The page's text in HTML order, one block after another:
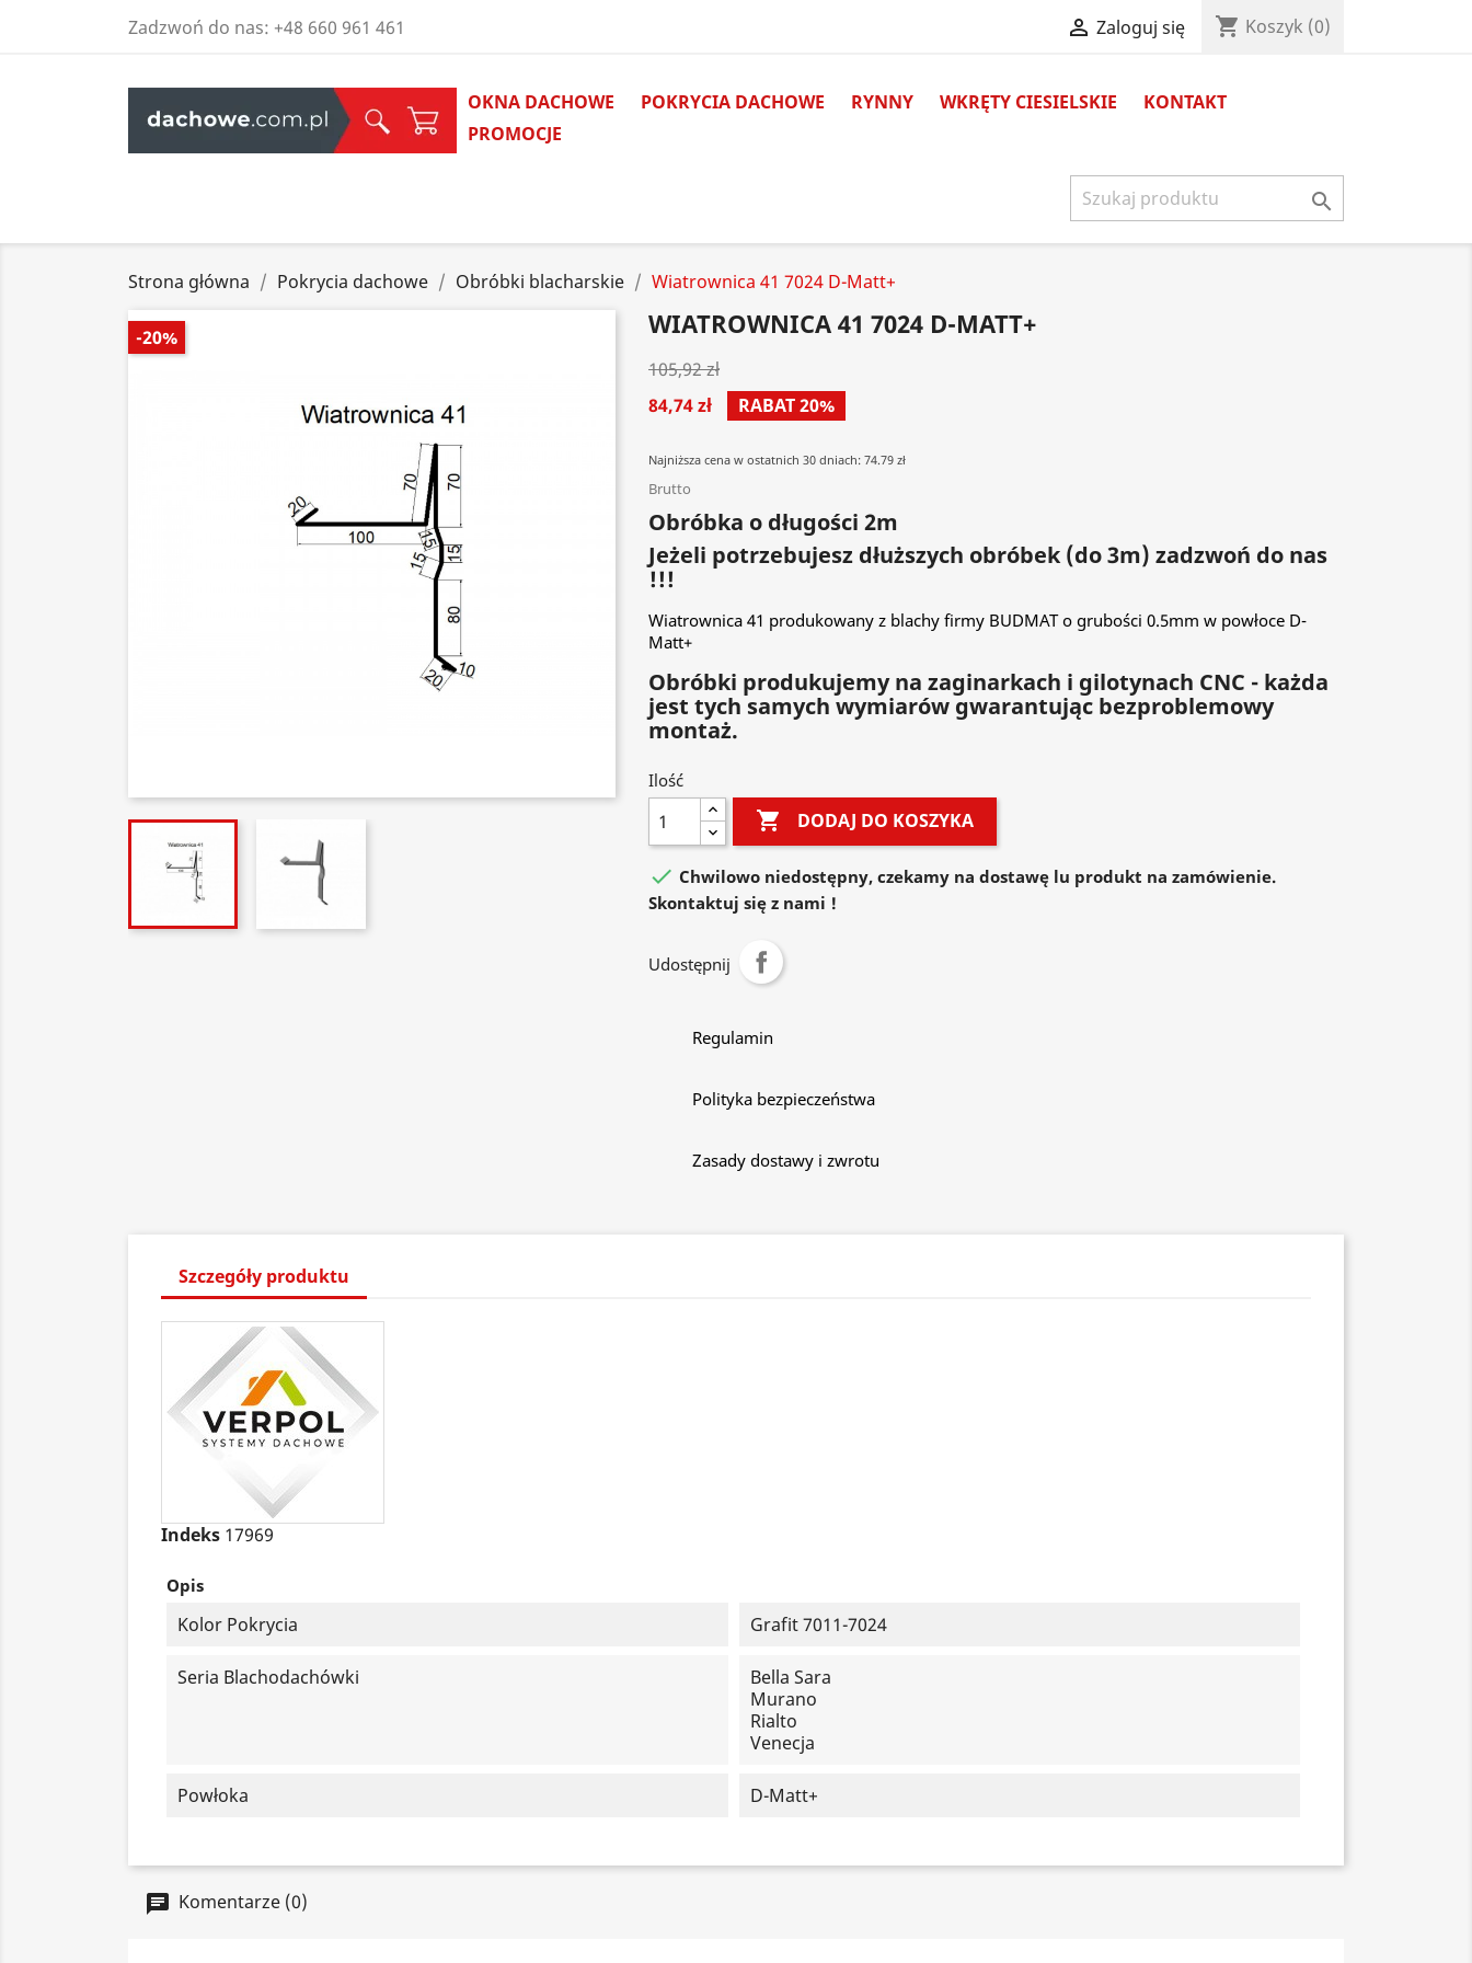
Zadzwoń do nas: +48 660 961 461  Zaloguj się shopping_cart Koszyk (0)
OKNA DACHOWE POKRYCIA DACHOWE RYNNY WKRĘTY CIESIELSKIE
KONTAKT
PROMOCJE

Strona główna Pokrycia dachowe Obróbki blacharskie Wiatrownica 41 7024 D-Matt+
-20% WIATROWNICA 41 7024 D-MATT+
105,92 zł
84,74 zł
RABAT 20%
Najniższa cena w ostatnich 30 dniach: 74.79 zł
Brutto
Obróbka o długości 2m
Jeżeli potrzebujesz dłuższych obróbek (do 3m) zadzwoń do nas
!!!
Wiatrownica 41 produkowany z blachy firmy BUDMAT o grubości 0.5mm w powłoce D-
Matt+
Obróbki produkujemy na zaginarkach i gilotynach CNC - każda
jest tych samych wymiarów gwarantując bezproblemowy
montaż.
Ilość
 DODAJ DO KOSZYKA
 Chwilowo niedostępny, czekamy na dostawę lu produkt na zamówienie.
Skontaktuj się z nami !
Udostępnij
Regulamin
Polityka bezpieczeństwa
Zasady dostawy i zwrotu
Szczegóły produktu
Indeks 17969
Opis
Kolor Pokrycia Grafit 7011-7024
Seria Blachodachówki
Bella Sara
Murano
Rialto
Venecja
Powłoka D-Matt+
Komentarze (0)